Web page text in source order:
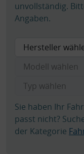
unvollständig.
Angaben.
Sie haben Ihr
passt nicht?
der Kategorie